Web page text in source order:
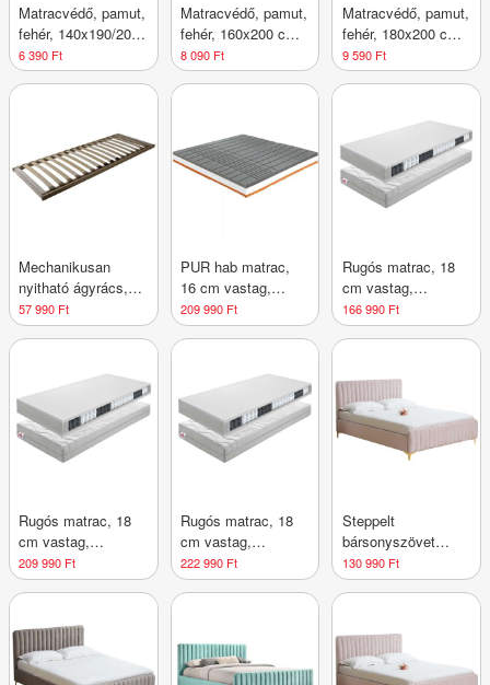
Matracvédő, pamut,
fehér, 140x190/200
cm - ELISE -
Butopêa
6 390 Ft
Matracvédő, pamut,
fehér, 160x200 cm -
ELISE - Butopêa
8 090 Ft
Matracvédő, pamut,
fehér, 180x200 cm -
ELISE - Butopêa
9 590 Ft
Mechanikusan
nyitható ágyrács,
80x200 cm, 16
léces, nyírfa - ANIS
57 990 Ft
PUR hab matrac,
16 cm vastag,
közepesen kemény,
180x200 cm -
209 990 Ft
Rugós matrac, 18
cm vastag,
közepesen kemény,
140x200 cm - IDA -
166 990 Ft
Rugós matrac, 18
cm vastag,
közepesen kemény,
160x200 cm - IDA -
209 990 Ft
Rugós matrac, 18
cm vastag,
közepesen kemény,
180x200 cm - IDA -
222 990 Ft
Steppelt
bársonyszövet
ágykeret, 140x200
cm, pasztell
130 990 Ft